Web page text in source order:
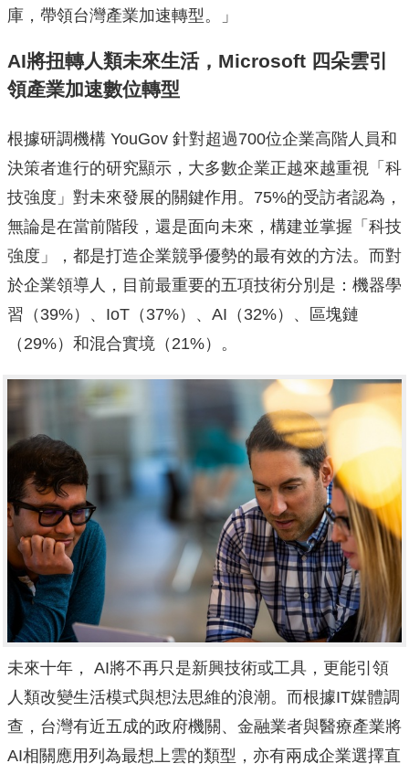
庫，帶領台灣產業加速轉型。」
AI將扭轉人類未來生活， Microsoft 四朵雲引
領產業加速數位轉型
根據研調機構 YouGov 針對超過700位企業高階人員和
決策者進行的研究顯示，大多數企業正越來越重視「科
技強度」對未來發展的關鍵作用。75%的受訪者認為，
無論是在當前階段，還是面向未來，構建並掌握「科技
強度」，都是打造企業競爭優勢的最有效的方法。而對
於企業領導人，目前最重要的五項技術分別是：機器學
習（39%）、IoT（37%）、AI（32%）、區塊鏈
（29%）和混合實境（21%）。
未來十年， AI將不再只是新興技術或工具，更能引領
人類改變生活模式與想法思維的浪潮。而根據IT媒體調
查，台灣有近五成的政府機關、金融業者與醫療產業將
AI相關應用列為最想上雲的類型，亦有兩成企業選擇直